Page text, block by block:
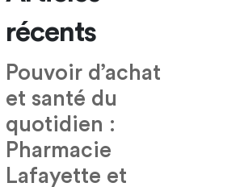
récents
Pouvoir d’achat
et santé du
quotidien :
Pharmacie
Lafayette et